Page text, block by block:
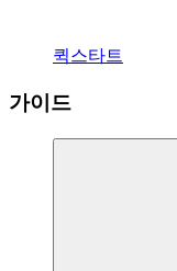
퀵스타트
가이드